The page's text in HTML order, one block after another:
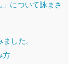
について詠まさ
した。
方